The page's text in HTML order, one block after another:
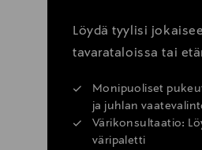
Löydä tyylisi
tavarataloissa tai
Monipuoliset
ja juhlan
Värikonsultaatio:
väripaletti